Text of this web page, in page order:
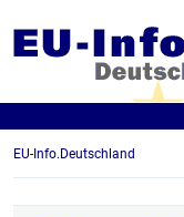
EU-Info.Deutschland